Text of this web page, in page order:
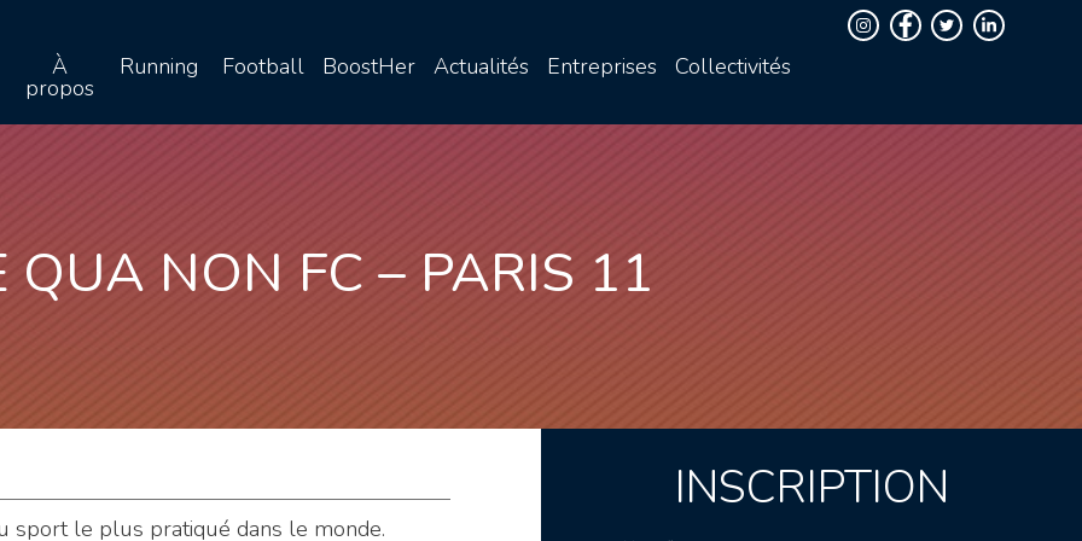
À
propos
Running Football BoostHer Actualités Entreprises Collectivités
QUA NON FC – PARIS 11
sport le plus pratiqué dans le monde.
INSCRIPTION